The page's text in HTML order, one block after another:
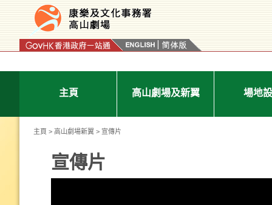
主頁 高山劇場及新翼 場地
主頁 > 高山劇場新翼 > 宣傳片
宣傳片